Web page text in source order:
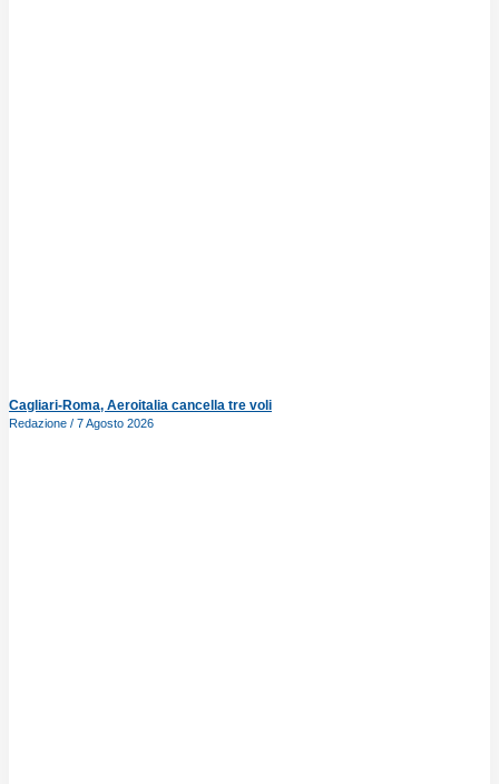
Cagliari-Roma, Aeroitalia cancella tre voli
Redazione 7 Agosto 2026